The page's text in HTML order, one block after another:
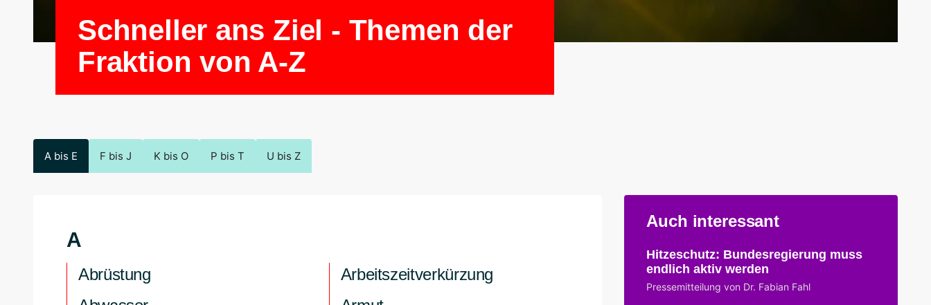
Schneller ans Ziel - Themen der
Fraktion von A-Z
A bis E F bis J K bis O P bis T U bis Z
A
Abrüstung
Arbeitszeitverkürzung
Auch interessant
Hitzeschutz: Bundesregierung muss
endlich aktiv werden
Pressemitteilung von Dr. Fabian Fahl